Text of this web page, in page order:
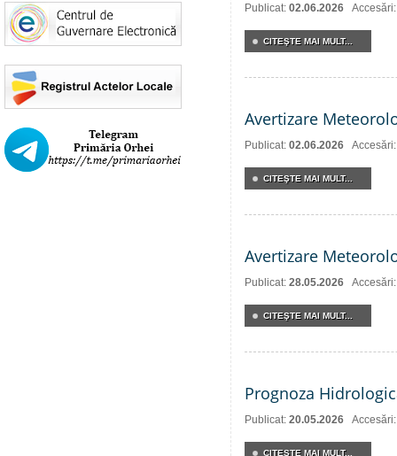
Publicat: 02.06.2026
CITEŞTE MAI MULT...
Avertizare
Publicat: 02.06.2026
CITEŞTE MAI MULT...
Avertizare
Publicat: 28.05.2026
CITEŞTE MAI MULT...
Prognoza
Publicat: 20.05.2026
CITEŞTE MAI MULT...